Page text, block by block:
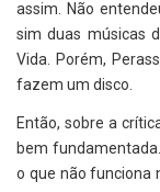
assim. Não
sim duas músicas
Vida. Porém,
fazem um disco.
Então, sobre a
bem
o que não funciona